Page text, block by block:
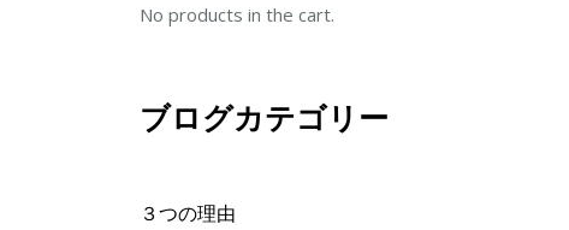
No products in the cart.
ブログカテゴリー
３つの理由